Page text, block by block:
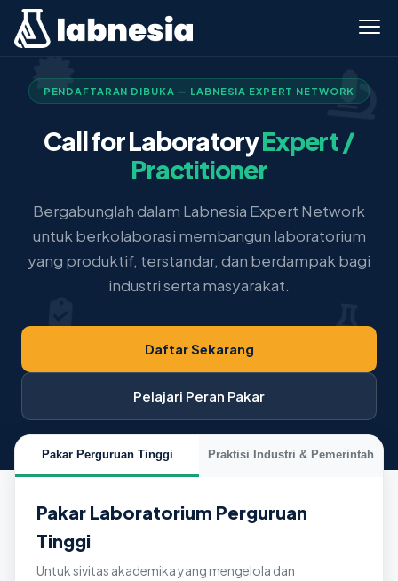
PENDAFTARAN DIBUKA — LABNESIA EXPERT NETWORK
Call for LaboratoryExpert /
Practitioner
Bergabunglah dalam Labnesia Expert Network
untuk berkolaborasi membangun laboratorium
yang produktif, terstandar, dan berdampak bagi
industri serta masyarakat.
Daftar Sekarang
Pelajari Peran Pakar
Pakar Perguruan Tinggi Praktisi Industri & Pemerintah
Pakar Laboratorium Perguruan
Tinggi
Untuk sivitas akademika yang mengelola dan